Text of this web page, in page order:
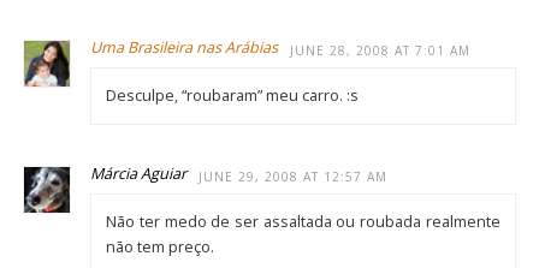
Uma Brasileira nas Arábias JUNE 28, 2008 AT 7:01 AM
Desculpe, “roubaram” meu carro. :s
Márcia Aguiar JUNE 29, 2008 AT 12:57 AM
Não ter medo de ser assaltada ou roubada realmente
não tem preço.